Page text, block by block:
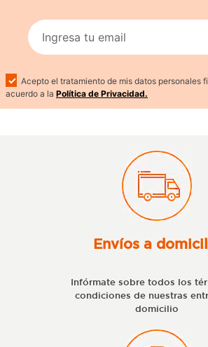
Acepto el tratamiento de mis datos personales
acuerdo a la Política de Privacidad.
Envíos a
Infórmate sobre todos los
condiciones de nuestras
domicilio